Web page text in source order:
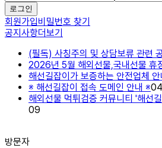
로그인
회원가입비밀번호 찾기
공지사항더보기
(필독) 사칭주의 및 상담보류 관련
2026년 5월 해외선물,국내선물 휴
해선길잡이가 보증하는 안전업체 안
※ 해선길잡이 접속 도메인 안내 ※
해외선물 먹튀검증 커뮤니티 '해선
09
방문자